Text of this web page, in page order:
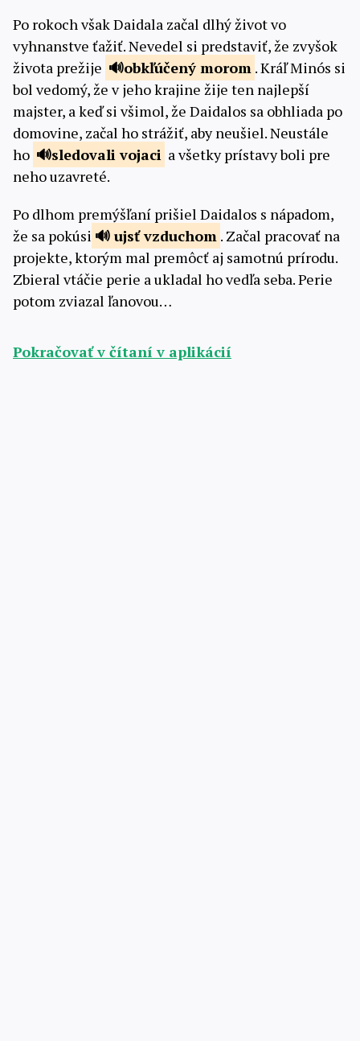
Po rokoch však Daidala začal dlhý život vo
vyhnanstve ťažiť. Nevedel si predstaviť, že zvyšok
života prežije
obkľúčený morom . Kráľ Minós si
bol vedomý, že v jeho krajine žije ten najlepší
majster, a keď si všimol, že Daidalos sa obhliada po
domovine, začal ho strážiť, aby neušiel. Neustále
ho
sledovalivojaci a všetky prístavy boli pre
neho uzavreté.
Po dlhom premýšľaní prišiel Daidalos s nápadom,
že sa pokúsi
ujsťvzduchom . Začal pracovať na
projekte, ktorým mal premôcť aj samotnú prírodu.
Zbieral vtáčie perie a ukladal ho vedľa seba. Perie
potom zviazal ľanovou…
Pokračovať v čítaní v aplikácií